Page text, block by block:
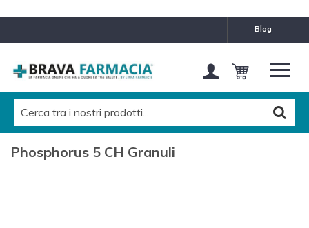
blog
Phosphorus 5 CH Granuli